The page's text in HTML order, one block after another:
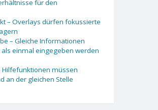
für den
– Overlays dürfen fokussierte
– Gleiche Informationen
einmal eingegeben werden
Hilfefunktionen müssen
an der gleichen Stelle